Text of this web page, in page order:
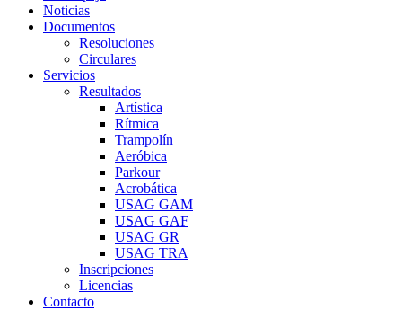
Noticias
Documentos
Resoluciones
Circulares
Servicios
Resultados
Artística
Rítmica
Trampolín
Aeróbica
Parkour
Acrobática
USAG GAM
USAG GAF
USAG GR
USAG TRA
Inscripciones
Licencias
Contacto